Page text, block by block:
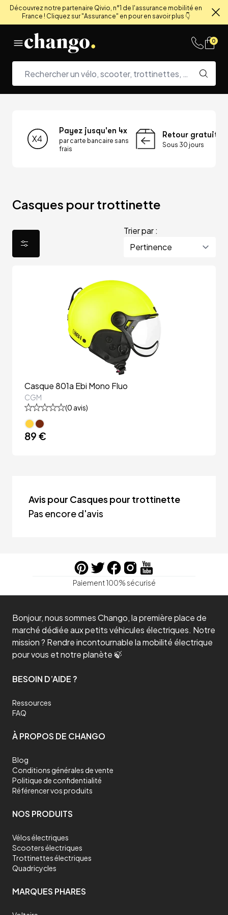
Découvrez notre partenaire Qivio, n°1 de l'assurance mobilité en
France ! Cliquez sur "Assurance" en pour en savoir plus 👇
0
Payez jusqu'en 4x
par carte bancaire sans
frais
Retour gratuit
Sous 30 jours
Casques pour trottinette
Trier par :
Casque 801a Ebi Mono Fluo
CGM
(0 avis)
89 €
Avis pour Casques pour trottinette
Pas encore d'avis
Paiement 100% sécurisé
Bonjour, nous sommes Chango, la première place de
marché dédiée aux petits véhicules électriques. Notre
mission ? Rendre incontournable la mobilité électrique
pour vous et notre planète 🍃
BESOIN D’AIDE ?
Ressources
FAQ
À PROPOS DE CHANGO
Blog
Conditions générales de vente
Politique de confidentialité
Référencer vos produits
NOS PRODUITS
Vélos électriques
Scooters électriques
Trottinettes électriques
Quadricycles
MARQUES PHARES